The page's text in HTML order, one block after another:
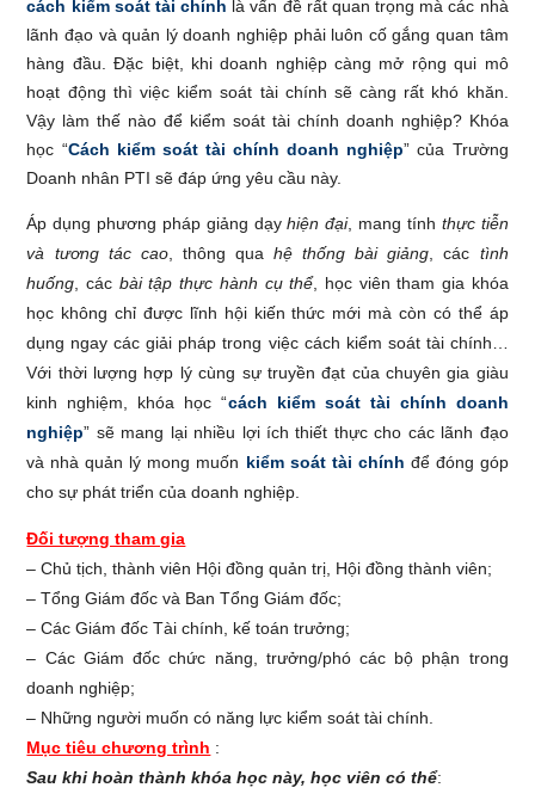
cách kiểm soát tài chính là vấn đề rất quan trọng mà các nhà
lãnh đạo và quản lý doanh nghiệp phải luôn cố gắng quan tâm
hàng đầu. Đặc biệt, khi doanh nghiệp càng mở rộng qui mô
hoạt động thì việc kiểm soát tài chính sẽ càng rất khó khăn.
Vậy làm thế nào để kiểm soát tài chính doanh nghiệp? Khóa
học “Cách kiểm soát tài chính doanh nghiệp” của Trường
Doanh nhân PTI sẽ đáp ứng yêu cầu này.
Áp dụng phương pháp giảng dạyhiện đại, mang tính thực tiễn
và tương tác cao, thông quahệ thống bài giảng , các tình
huống , các bài tập thực hành cụ thể, học viên tham gia khóa
học không chỉ được lĩnh hội kiến thức mới mà còn có thể áp
dụng ngay các giải pháp trong việc cách kiểm soát tài chính…
Với thời lượng hợp lý cùng sự truyền đạt của chuyên gia giàu
kinh nghiệm, khóa học “cách kiểm soát tài chính doanh
nghiệp” sẽ mang lại nhiều lợi ích thiết thực cho các lãnh đạo
và nhà quản lý mong muốn kiểm soát tài chính để đóng góp
cho sự phát triển của doanh nghiệp.
Đối tượng tham gia
– Chủ tịch, thành viên Hội đồng quản trị, Hội đồng thành viên;
– Tổng Giám đốc và Ban Tổng Giám đốc;
– Các Giám đốc Tài chính, kế toán trưởng;
– Các Giám đốc chức năng, trưởng/phó các bộ phận trong
doanh nghiệp;
– Những người muốn có năng lực kiểm soát tài chính.
Mục tiêu chương trình :
Sau khi hoàn thành khóa học này, học viên có thể: